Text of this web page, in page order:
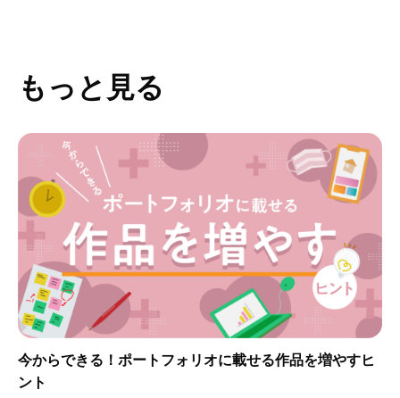
もっと見る
今からできる！ポートフォリオに載せる作品を増やすヒ
ント